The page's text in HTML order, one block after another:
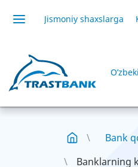
Jismoniy shaxslarga
Bank
Banklarning